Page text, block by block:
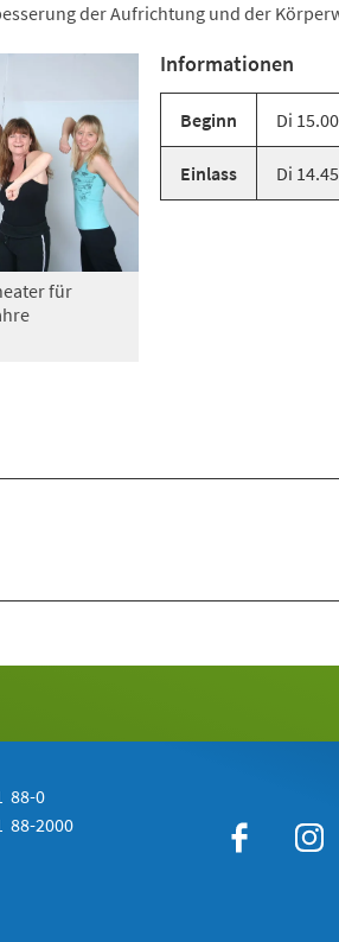
der Aufrichtung und der
für
Informationen
Beginn Di
Einlass Di
88-0
88-2000